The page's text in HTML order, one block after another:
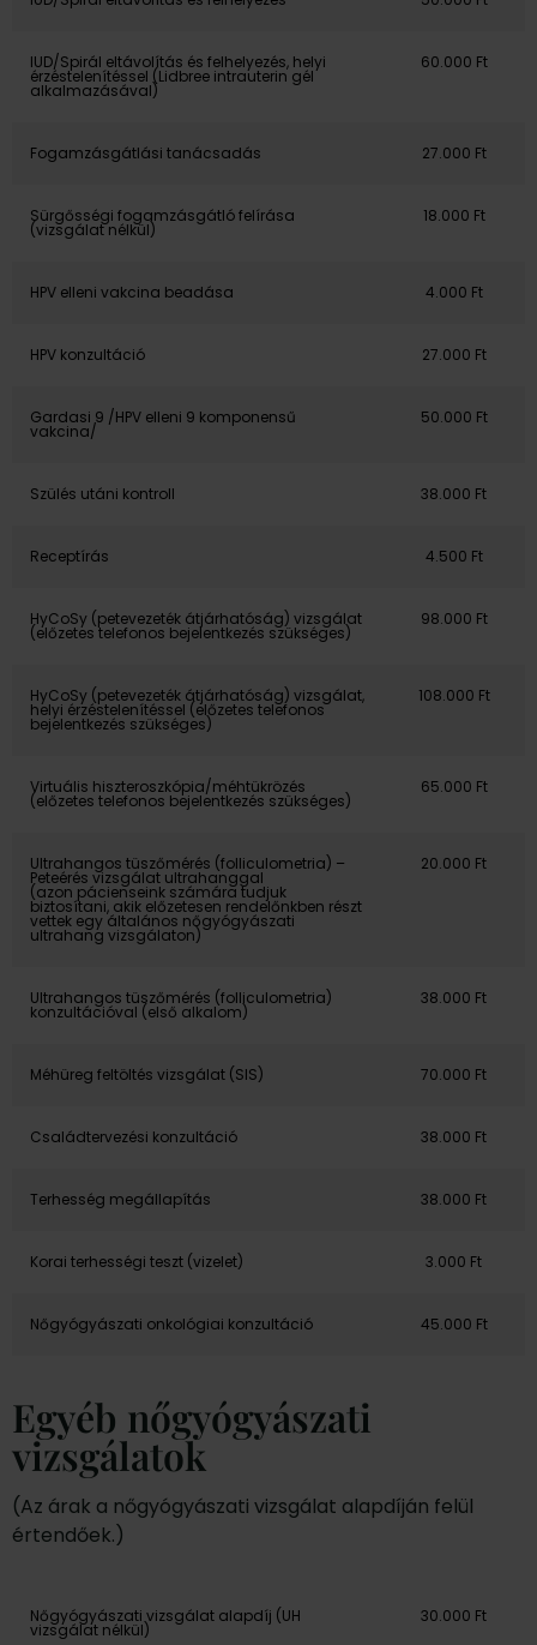
IUD/Spirál eltávolítás és felhelyezés, helyi
érzéstelenítéssel (Lidbree intrauterin gél
alkalmazásával)
60.000 Ft
Fogamzásgátlási tanácsadás 27.000 Ft
Sürgősségi fogamzásgátló felírása
(vizsgálat nélkül)
18.000 Ft
HPV elleni vakcina beadása 4.000 Ft
HPV konzultáció 27.000 Ft
Gardasi 9 /HPV elleni 9 komponensű
vakcina/
50.000 Ft
Szülés utáni kontroll 38.000 Ft
Receptírás 4.500 Ft
HyCoSy (petevezeték átjárhatóság) vizsgálat
(előzetes telefonos bejelentkezés szükséges)
98.000 Ft
HyCoSy (petevezeték átjárhatóság) vizsgálat,
helyi érzéstelenítéssel (előzetes telefonos
bejelentkezés szükséges)
108.000 Ft
Virtuális hiszteroszkópia/méhtükrözés
(előzetes telefonos bejelentkezés szükséges)
65.000 Ft
Ultrahangos tüszőmérés (folliculometria) –
Peteérés vizsgálat ultrahanggal
(azon pácienseink számára tudjuk
biztosítani, akik előzetesen rendelőnkben részt
vettek egy általános nőgyógyászati
ultrahang vizsgálaton)
20.000 Ft
Ultrahangos tüszőmérés (folliculometria)
konzultációval (első alkalom)
38.000 Ft
Méhüreg feltöltés vizsgálat (SIS) 70.000 Ft
Családtervezési konzultáció 38.000 Ft
Terhesség megállapítás 38.000 Ft
Korai terhességi teszt (vizelet) 3.000 Ft
Nőgyógyászati onkológiai konzultáció 45.000 Ft
Egyéb nőgyógyászati
vizsgálatok
(Az árak a nőgyógyászati vizsgálat alapdíján felül
értendőek.)
Nőgyógyászati vizsgálat alapdíj (UH
vizsgálat nélkül)
30.000 Ft